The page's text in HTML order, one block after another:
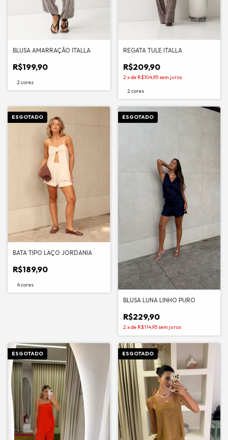
BLUSA AMARRAÇÃO ITALLA
R$199,90
2 cores
REGATA TULE ITALLA
R$209,90
2xde R$104,95 sem juros
2 cores
ESGOTADO
BATA TIPO LAÇO JORDANIA
R$189,90
4 cores
ESGOTADO
BLUSA LUNA LINHO PURO
R$229,90
2xde R$114,95 sem juros
ESGOTADO ESGOTADO